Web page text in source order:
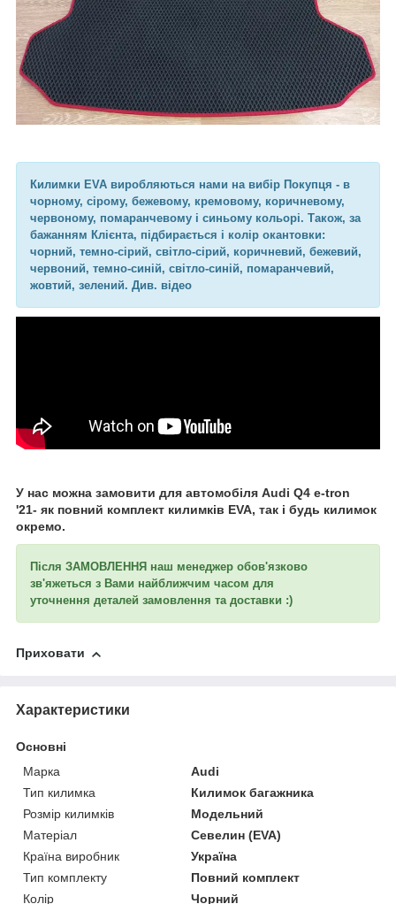
Килимки EVA виробляються нами на вибір Покупця - в
чорному, сірому, бежевому, кремовому, коричневому,
червоному, помаранчевому і синьому кольорі. Також, за
бажанням Клієнта, підбирається і колір окантовки:
чорний, темно-сірий, світло-сірий, коричневий, бежевий,
червоний, темно-синій, світло-синій, помаранчевий,
жовтий, зелений. Див. відео
У нас можна замовити для автомобіля Audi Q4 e-tron
'21- як повний комплект килимків EVA, так і будь килимок
окремо.
Після ЗАМОВЛЕННЯ наш менеджер обов'язково
зв'яжеться з Вами найближчим часом для
уточнення деталей замовлення та доставки :)
Приховати
Характеристики
Основні
Марка
Audi
Тип килимка
Килимок багажника
Розмір килимків
Модельний
Матеріал
Севелин (EVA)
Країна виробник
Україна
Тип комплекту
Повний комплект
Колір
Чорний